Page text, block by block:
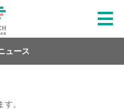
ュース
。